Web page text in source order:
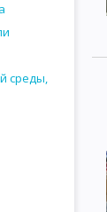
среды,